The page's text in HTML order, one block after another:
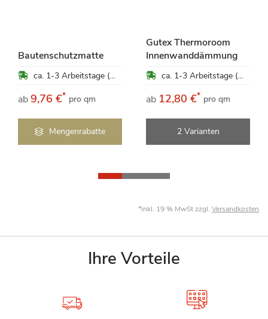
Bautenschutzmatte
ca. 1-3 Arbeitstage (Mo-Fr)
ab9,76 €* pro qm
Mengenrabatte
Gutex Thermoroom
Innenwanddämmung
ca. 1-3 Arbeitstage (Mo-Fr)
ab 12,80 €* pro qm
2 Varianten
*inkl. 19 % MwSt zzgl. Versandkosten
Ihre Vorteile